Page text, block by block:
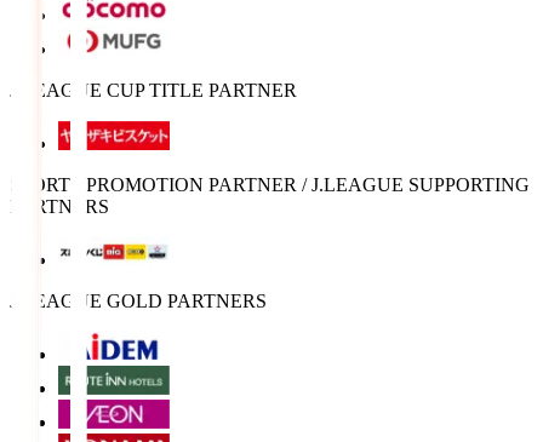
J.LEAGUE CUP TITLE PARTNER
SPORTS PROMOTION PARTNER / J.LEAGUE SUPPORTING
PARTNERS
J.LEAGUE GOLD PARTNERS